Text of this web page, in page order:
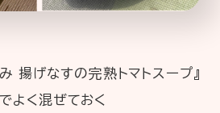
揚げなすの完熟トマトスープ』
よく混ぜておく